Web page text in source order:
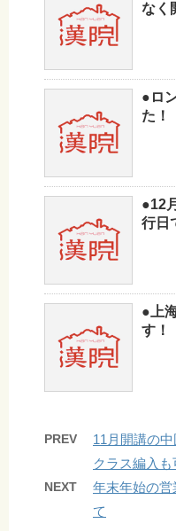
なく
●ロ
た！
●12
行日
●上
す！
PREV
11月開講の
クラス編入も
NEXT
年末年始の
て